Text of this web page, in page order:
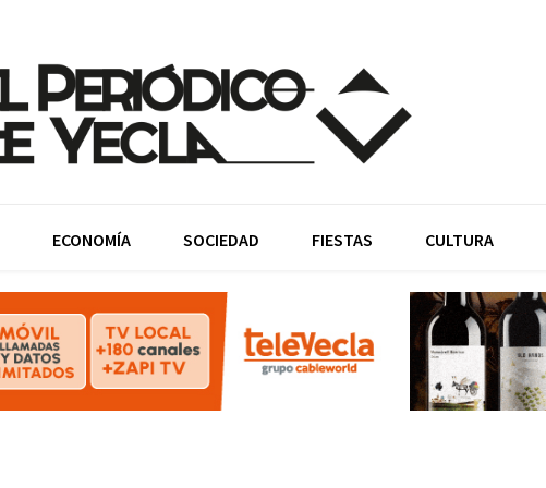
ECONOMÍA SOCIEDAD FIESTAS CULTURA